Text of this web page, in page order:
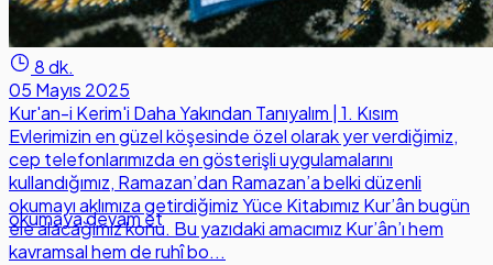
8 dk.
05 Mayıs 2025
Kur'an-i Kerim'i Daha Yakından Tanıyalım | 1. Kısım
Evlerimizin en güzel köşesinde özel olarak yer verdiğimiz,
cep telefonlarımızda en gösterişli uygulamalarını
kullandığımız, Ramazan’dan Ramazan’a belki düzenli
okumayı aklımıza getirdiğimiz Yüce Kitabımız Kur’ân bugün
ele alacağımız konu. Bu yazıdaki amacımız Kur’ân’ı hem
kavramsal hem de ruhî bo...
okumaya devam et